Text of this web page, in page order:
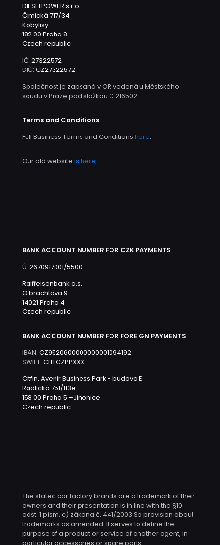
DIESELPOWER s.r.o.
Čimická 717/34
Kobylisy
182 00 Praha 8
Czech republic
IČ: 27322572
DIČ: CZ27322572
Společnost je zapsaná v OR vedená u Městského
soudu v Praze pod složkou C 216502 .
Terms and Conditions
Full Business Terms and Conditions here.
Our old website is here
BANK ACCOUNT NUMBER FOR CZK PAYMENTS
Ú: 2670917001/5500
Raiffeisenbank a.s.
Olbrachtova 9
14021 Praha 4
Czech republic
BANK ACCOUNT NUMBER FOR FOREIGN PAYMENTS
IBAN: CZ9520600000000001094192
SWIFT: CITFCZPPXXX
Citfin, Avenir Business Park - budova E
Radlická 751/113e
158 00 Praha 5 –Jinonice
Czech republic
The stated car factory brands are a trademark of their
owners and their presentation is in line with the §10
odst. 1 písm. c) zákona č. 441/2003 Sb provision about
trademarks as amended. It serves to define the
purpose of a product or service of another agent, in
particular accessories or spare parts.